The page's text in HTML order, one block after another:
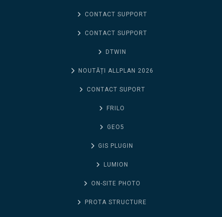
CONTACT SUPPORT
CONTACT SUPPORT
DTWIN
NOUTĂȚI ALLPLAN 2026
CONTACT SUPORT
FRILO
GEO5
GIS PLUGIN
LUMION
ON-SITE PHOTO
PROTA STRUCTURE